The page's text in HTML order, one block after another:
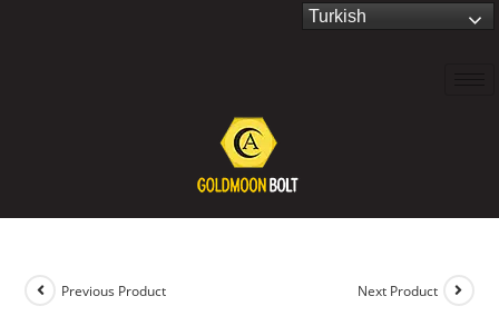
Turkish
Previous Product Next Product